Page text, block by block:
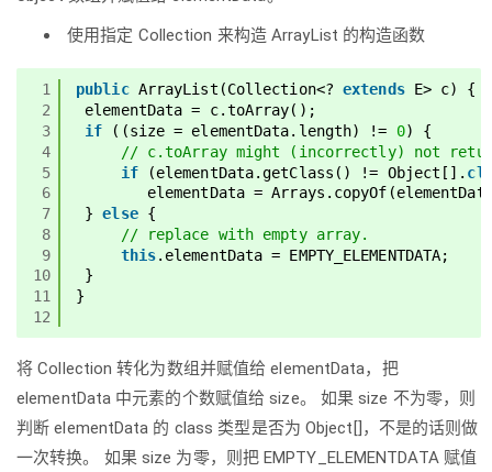
使用指定 Collection 来构造 ArrayList 的构造函数
1
2
3
4
5
6
7
8
9
10
11
12
public ArrayList(Collection<? extends E> c) {
elementData = c.toArray();
if
((size = elementData.length) != 0) {
// c.toArray might (incorrectly) not
if
(elementData.getClass() != Object[].
elementData =
} else {
// replace with empty array.
this.elementData = EMPTY_ELEMENTDATA;
}
}
将 Collection 转化为数组并赋值给 elementData，把
elementData 中元素的个数赋值给 size。 如果 size 不为零，则
判断 elementData 的 class 类型是否为 Object[]，不是的话则做
一次转换。 如果 size 为零，则把 EMPTY_ELEMENTDATA 赋值